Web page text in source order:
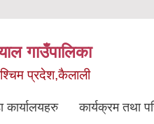
गाउँपालिका
प्रदेश,कैलाली
कार्यालयहरु कार्यक्रम तथा